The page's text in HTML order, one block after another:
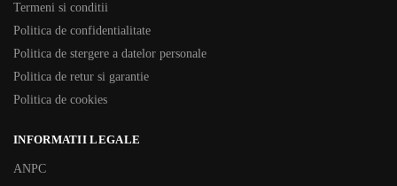
Termeni si conditii
Politica de confidentialitate
Politica de stergere a datelor personale
Politica de retur si garantie
Politica de cookies
INFORMATII LEGALE
ANPC